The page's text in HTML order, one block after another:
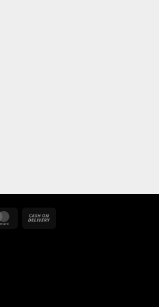
MasterCard